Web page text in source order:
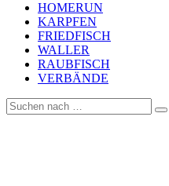
HOMERUN
KARPFEN
FRIEDFISCH
WALLER
RAUBFISCH
VERBÄNDE